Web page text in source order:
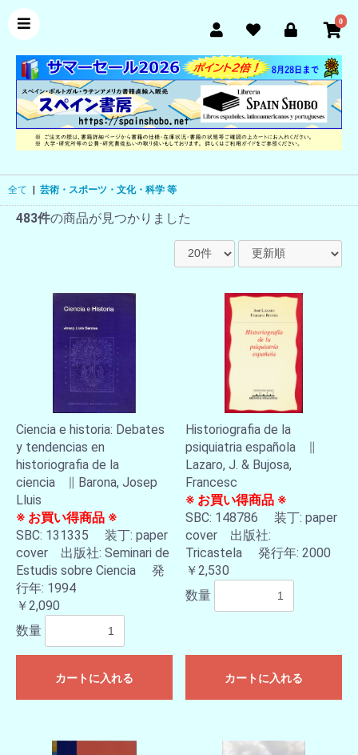
0
全て 芸術・スポーツ・文化・科学 等
483件の商品が見つかりました
Ciencia e historia: Debates
y tendencias en
historiografia de la
ciencia ∥ Barona, Josep
Lluis
※ お買い得商品 ※
SBC: 131335 装丁: paper
cover 出版社: Seminari de
Estudis sobre Ciencia 発
行年: 1994
￥2,090
数量
カートに入れる
Historiografia de la
psiquiatria española ∥
Lazaro, J. & Bujosa,
Francesc
※ お買い得商品 ※
SBC: 148786 装丁: paper
cover 出版社:
Tricastela 発行年: 2000
￥2,530
数量
カートに入れる